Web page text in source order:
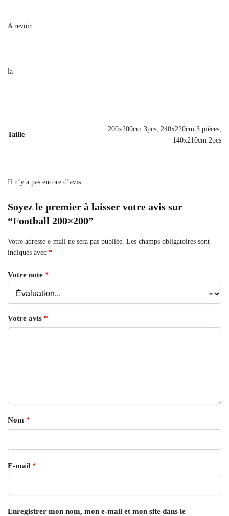
A revoir
la
Taille
200x200cm 3pcs, 240x220cm 3 pièces,
140x210cm 2pcs
Il n’y a pas encore d’avis.
Soyez le premier à laisser votre avis sur
“Football 200×200”
Votre adresse e-mail ne sera pas publiée. Les champs obligatoires sont
indiqués avec *
Votre note *
Votre avis *
Nom *
E-mail *
Enregistrer mon nom, mon e-mail et mon site dans le